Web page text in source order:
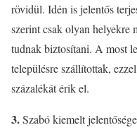
rövidül. Idén is jelentős
szerint csak olyan helyekre
tudnak biztosítani. A most
településre szállítottak,
százalékát érik el.
3.Szabó kiemelt